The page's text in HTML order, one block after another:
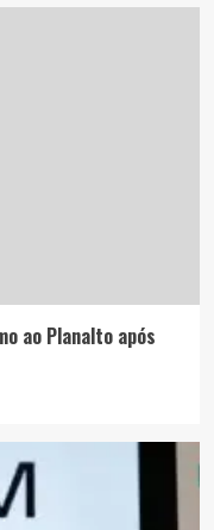
ao Planalto após